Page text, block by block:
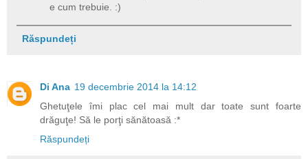
e cum trebuie. :)
Răspundeți
Di Ana 19 decembrie 2014 la 14:12
Ghetuţele îmi plac cel mai mult dar toate sunt foarte
drăguţe! Să le porţi sănătoasă :*
Răspundeți